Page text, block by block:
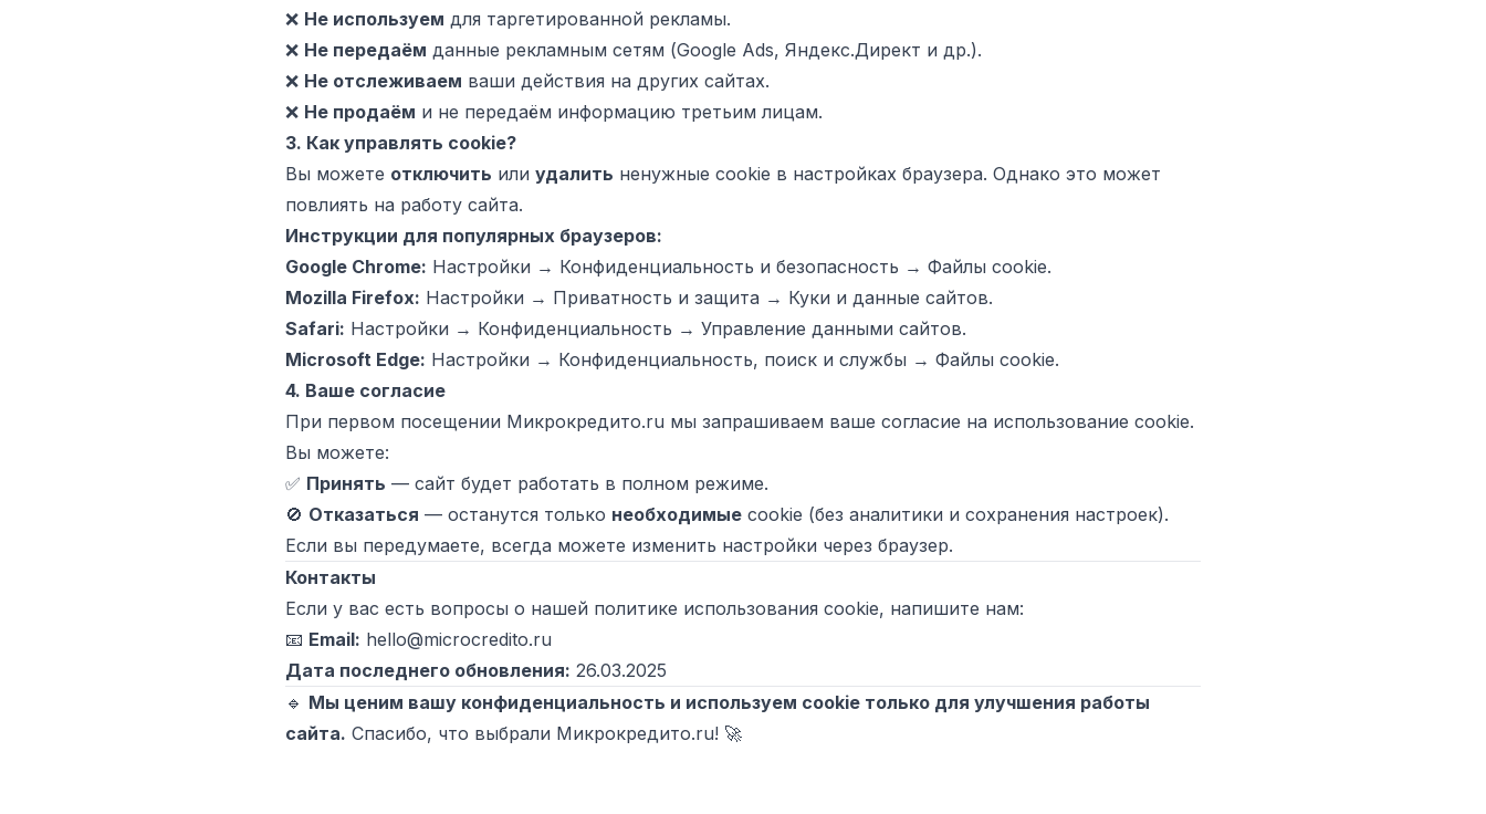
❌ Не используем для таргетированной рекламы.
❌ Не передаём данные рекламным сетям (Google Ads, Яндекс.Директ и др.).
❌ Не отслеживаем ваши действия на других сайтах.
❌ Не продаём и не передаём информацию третьим лицам.
3. Как управлять cookie?
Вы можете отключить или удалить ненужные cookie в настройках браузера. Однако это может
повлиять на работу сайта.
Инструкции для популярных браузеров:
Google Chrome: Настройки → Конфиденциальность и безопасность → Файлы cookie.
Mozilla Firefox: Настройки → Приватность и защита → Куки и данные сайтов.
Safari: Настройки → Конфиденциальность → Управление данными сайтов.
Microsoft Edge: Настройки → Конфиденциальность, поиск и службы → Файлы cookie.
4. Ваше согласие
При первом посещении Микрокредито.ru мы запрашиваем ваше согласие на использование cookie.
Вы можете:
✅ Принять — сайт будет работать в полном режиме.
🚫 Отказаться — останутся только необходимые cookie (без аналитики и сохранения настроек).
Если вы передумаете, всегда можете изменить настройки через браузер.
Контакты
Если у вас есть вопросы о нашей политике использования cookie, напишите нам:
📧 Email: hello@microcredito.ru
Дата последнего обновления: 26.03.2025
🔹 Мы ценим вашу конфиденциальность и используем cookie только для улучшения работы
сайта. Спасибо, что выбрали Микрокредито.ru! 🚀